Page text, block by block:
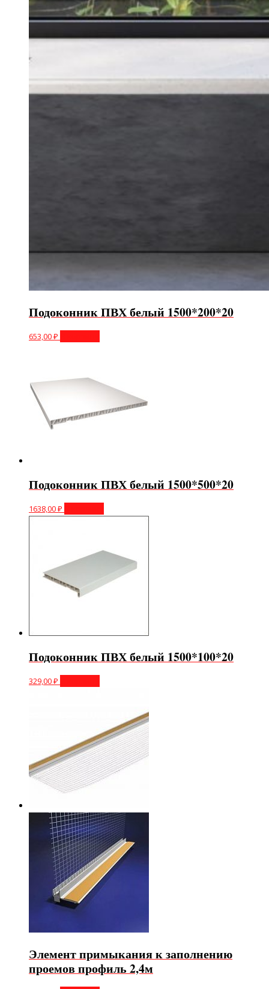
Подоконник ПВХ белый 1500*200*20
653,00₽
Подоконник ПВХ белый 1500*500*20
1638,00₽
Подоконник ПВХ белый 1500*100*20
329,00₽
Элемент примыкания к заполнению
проемов профиль 2,4м